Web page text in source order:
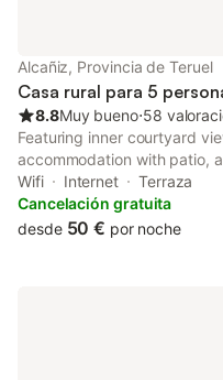
Alcañiz, Provincia de Teruel
Casa rural para 5
8.8Muy bueno⋅58
Featuring inner courtyard
accommodation with patio,
Among the facilities at this
tour desk, along with free
Wifi Internet
Terraza
Cancelación gratuita
desde 50 € por noche